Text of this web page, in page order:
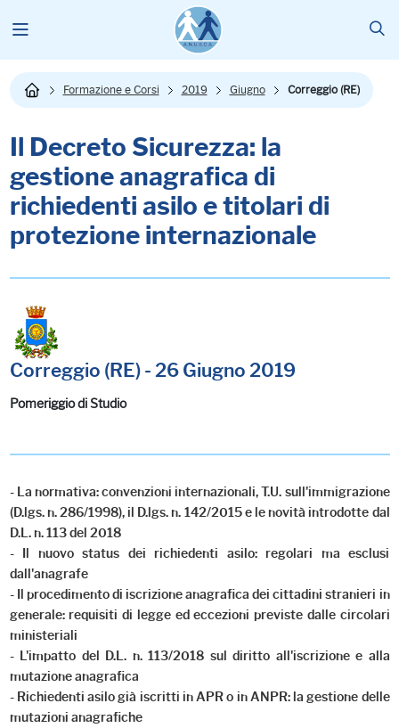
Formazione e Corsi 2019 Giugno Correggio (RE)
Il Decreto Sicurezza: la
gestione anagrafica di
richiedenti asilo e titolari di
protezione internazionale
Correggio (RE) - 26 Giugno 2019
Pomeriggio di Studio
- La normativa: convenzioni internazionali, T.U. sull'immigrazione
(D.lgs. n. 286/1998), il D.lgs. n. 142/2015 e le novità introdotte dal
D.L. n. 113 del 2018
- Il nuovo status dei richiedenti asilo: regolari ma esclusi
dall'anagrafe
- Il procedimento di iscrizione anagrafica dei cittadini stranieri in
generale: requisiti di legge ed eccezioni previste dalle circolari
ministeriali
- L'impatto del D.L. n. 113/2018 sul diritto all'iscrizione e alla
mutazione anagrafica
- Richiedenti asilo già iscritti in APR o in ANPR: la gestione delle
mutazioni anagrafiche